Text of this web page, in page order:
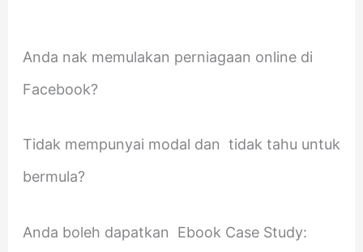
Anda nak memulakan perniagaan online di
Facebook?
Tidak mempunyai modal dan tidak tahu untuk
bermula?
Anda boleh dapatkan Ebook Case Study: